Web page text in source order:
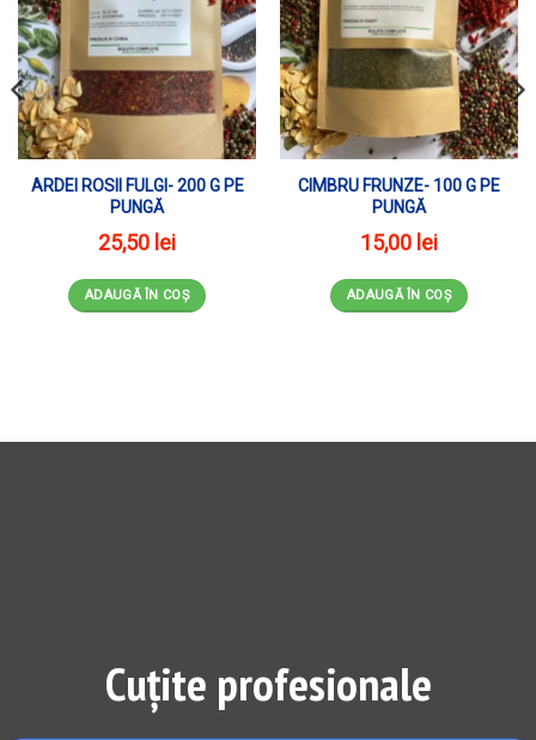
ARDEI ROSII FULGI- 200 G PE
PUNGĂ
25,50 lei
ADAUGĂ ÎN COȘ
CIMBRU FRUNZE- 100 G PE
PUNGĂ
15,00 lei
ADAUGĂ ÎN COȘ
Cuțite profesionale